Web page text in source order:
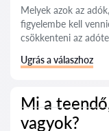
Melyek azok az
figyelembe kell
csökkenteni az
Ugrás a válaszhoz
Mi a
vagyok?